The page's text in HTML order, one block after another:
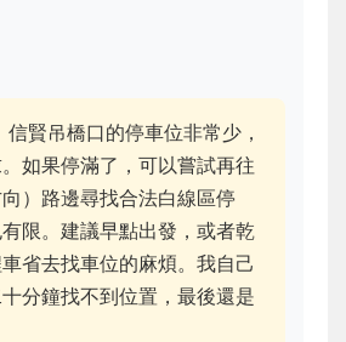
信賢吊橋口的停車位非常少，
如果停滿了，可以嘗試再往
）路邊尋找合法白線區停
限。建議早點出發，或者乾
省去找車位的麻煩。我自己
分鐘找不到位置，最後還是